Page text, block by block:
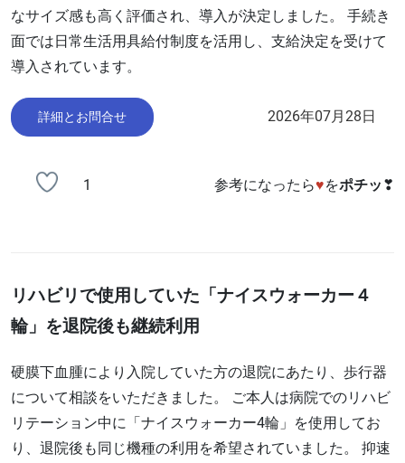
なサイズ感も高く評価され、導入が決定しました。 手続き
面では日常生活用具給付制度を活用し、支給決定を受けて
導入されています。
詳細とお問合せ 2026年07月28日
1 参考になったら♥をポチッ ❣
リハビリで使用していた「ナイスウォーカー４
輪」を退院後も継続利用
硬膜下血腫により入院していた方の退院にあたり、歩行器
について相談をいただきました。 ご本人は病院でのリハビ
リテーション中に「ナイスウォーカー4輪」を使用してお
り、退院後も同じ機種の利用を希望されていました。 抑速